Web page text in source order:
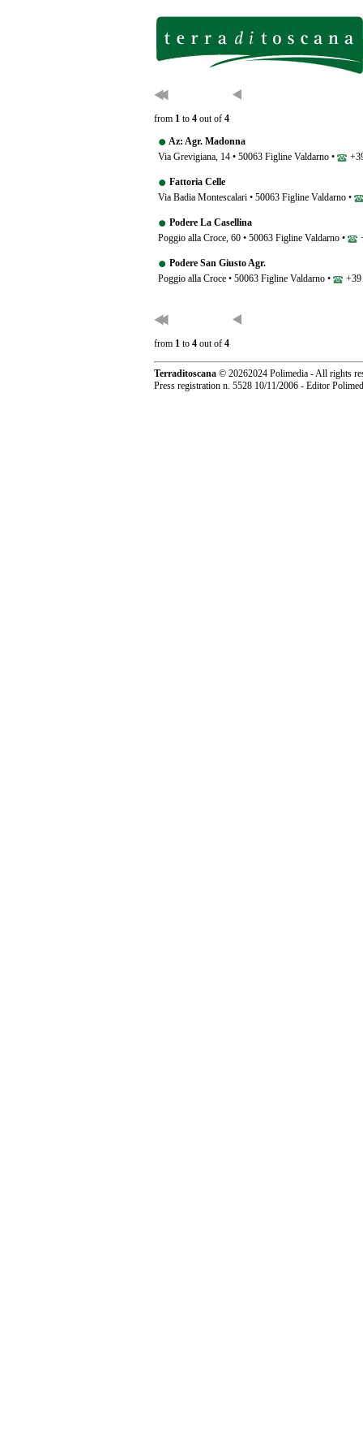
from 1 to 4 out of 4
Az: Agr. Madonna
Via Grevigiana, 14 • 50063 Figline Valdarno •
Fattoria Celle
Via Badia Montescalari • 50063 Figline Valdarno •
Podere La Casellina
Poggio alla Croce, 60 • 50063 Figline Valdarno •
Podere San Giusto Agr.
Poggio alla Croce • 50063 Figline Valdarno •
+39
from 1 to 4 out of 4
Terraditoscana © 20262024 Polimedia - All rights
Press registration n. 5528 10/11/2006 - Editor